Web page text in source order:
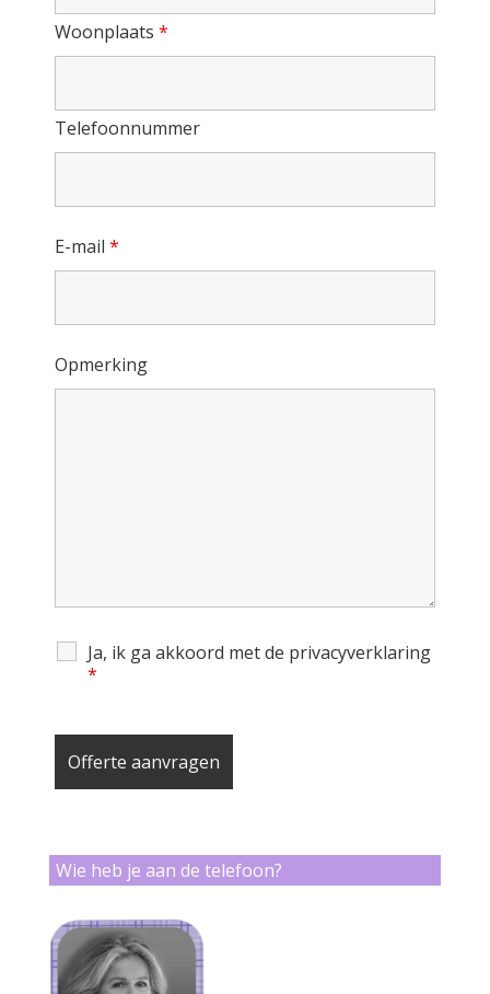
Woonplaats *
Telefoonnummer
E-mail *
Opmerking
Ja, ik ga akkoord met de privacyverklaring
*
Wie heb je aan de telefoon?